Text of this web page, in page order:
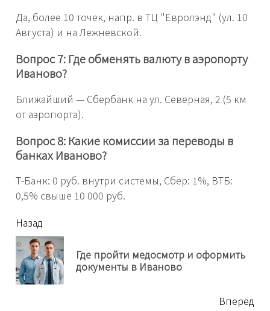
Да, более 10 точек, напр. в ТЦ "Евролэнд" (ул. 10
Августа) и на Лежневской.
Вопрос 7: Где обменять валюту в аэропорту
Иваново?
Ближайший — Сбербанк на ул. Северная, 2 (5 км
от аэропорта).
Вопрос 8: Какие комиссии за переводы в
банках Иваново?
Т-Банк: 0 руб. внутри системы, Сбер: 1%, ВТБ:
0,5% свыше 10 000 руб.
читать
еще
Назад
Где пройти медосмотр и оформить
документы в Иваново
Вперёд